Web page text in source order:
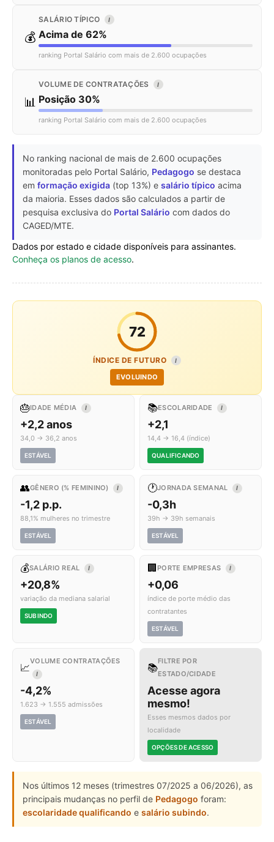
💰
SALÁRIO TÍPICO I
Acima de 62%
ranking Portal Salário com mais de 2.600 ocupações
📊
VOLUME DE CONTRATAÇÕES I
Posição 30%
ranking Portal Salário com mais de 2.600 ocupações
No ranking nacional de mais de 2.600 ocupações
monitoradas pelo Portal Salário, Pedagogo se destaca
em formação exigida (top 13%) e salário típico acima
da maioria. Esses dados são calculados a partir de
pesquisa exclusiva do Portal Salário com dados do
CAGED/MTE.
Dados por estado e cidade disponíveis para assinantes.
Conheça os planos de acesso.
72
ÍNDICE DE FUTURO I
EVOLUINDO
🎂IDADE MÉDIA I
+2,2 anos
34,0 → 36,2 anos
ESTÁVEL
📚ESCOLARIDADE I
+2,1
14,4 → 16,4 (índice)
QUALIFICANDO
👥GÊNERO (% FEMININO) I
-1,2 p.p.
88,1% mulheres no trimestre
ESTÁVEL
🕐JORNADA SEMANAL I
-0,3h
39h → 39h semanais
ESTÁVEL
💰SALÁRIO REAL I
+20,8%
variação da mediana salarial
SUBINDO
🏢 PORTE EMPRESAS I
+0,06
índice de porte médio das
contratantes
ESTÁVEL
📈
VOLUME CONTRATAÇÕES
I
-4,2%
1.623 → 1.555 admissões
ESTÁVEL
📚
FILTRE POR
ESTADO/CIDADE
Acesse agora
mesmo!
Esses mesmos dados por
localidade
OPÇÕES DE ACESSO
Nos últimos 12 meses (trimestres 07/2025 a 06/2026), as
principais mudanças no perfil de Pedagogo foram:
escolaridade qualificando e salário subindo.